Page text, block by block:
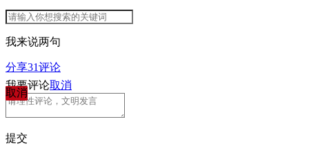
我来说两句
分享31评论
取消
我要评论取消
提交